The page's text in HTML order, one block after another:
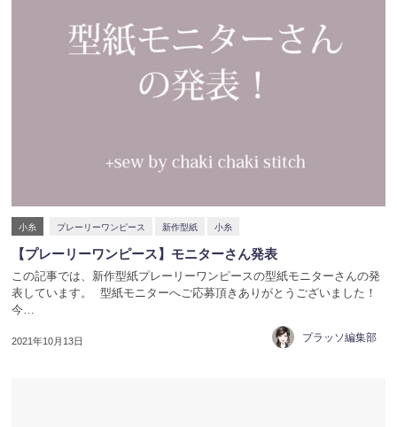
小糸 プレーリーワンピース 新作型紙 小糸
【プレーリーワンピース】モニターさん発表
この記事では、新作型紙プレーリーワンピースの型紙モニターさんの発
表しています。 型紙モニターへご応募頂きありがとうございました！
今…
2021年10月13日 プラッソ編集部